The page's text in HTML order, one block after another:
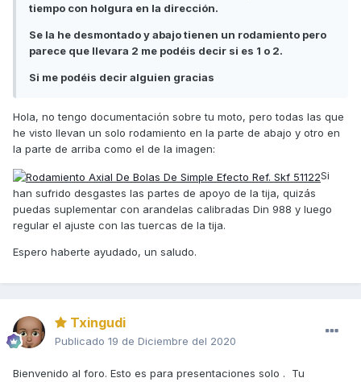
tiempo con holgura en la dirección.
Se la he desmontado y abajo tienen un rodamiento pero
parece que llevara 2 me podéis decir si es 1 o 2.
Si me podéis decir alguien gracias
Hola, no tengo documentación sobre tu moto, pero todas las que
he visto llevan un solo rodamiento en la parte de abajo y otro en
la parte de arriba como el de la imagen:
Si
han sufrido desgastes las partes de apoyo de la tija, quizás
puedas suplementar con arandelas calibradas Din 988 y luego
regular el ajuste con las tuercas de la tija.
Espero haberte ayudado, un saludo.
Txingudi
Publicado 19 de Diciembre del 2020
Bienvenido al foro. Esto es para presentaciones solo . Tu